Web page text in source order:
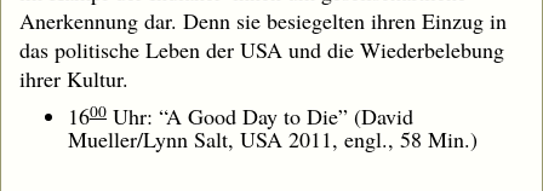
Anerkennung dar. Denn sie besiegelten ihren Einzug in
das politische Leben der USA und die Wiederbelebung
ihrer Kultur.
1600 Uhr: “A Good Day to Die” (David
Mueller/Lynn Salt, USA 2011, engl., 58 Min.)